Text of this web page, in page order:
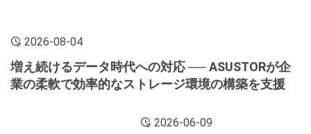
2026-08-04
増え続けるデータ時代への対応 ── ASUSTORが企
業の柔軟で効率的なストレージ環境の構築を支援
2026-06-09